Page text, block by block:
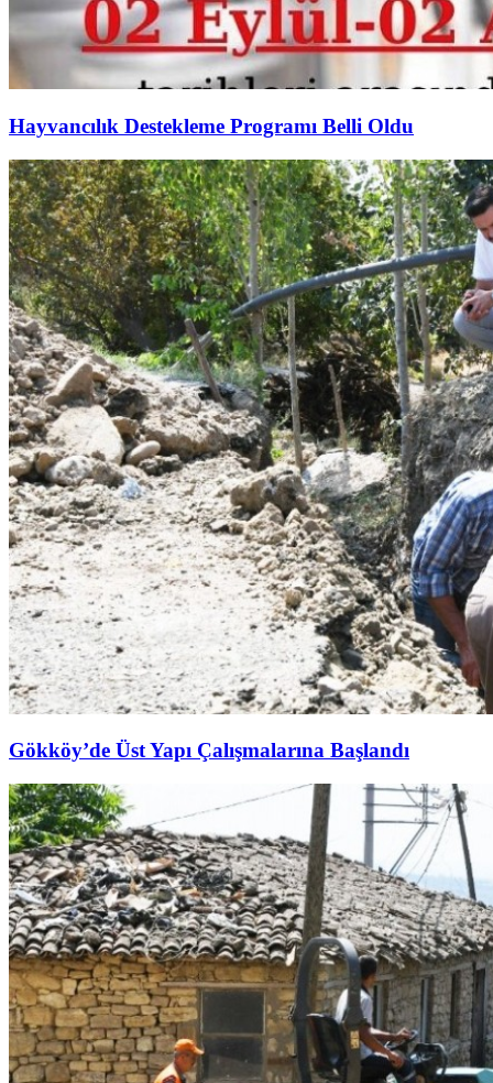
Hayvancılık Destekleme Programı Belli Oldu
Gökköy’de Üst Yapı Çalışmalarına Başlandı